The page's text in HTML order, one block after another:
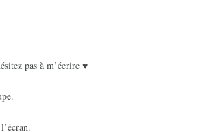
pas à m’écrire ♥